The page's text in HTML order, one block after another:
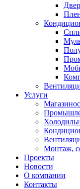
Услуги
Монтаж,
Проекты
Новости
О компании
Контакты